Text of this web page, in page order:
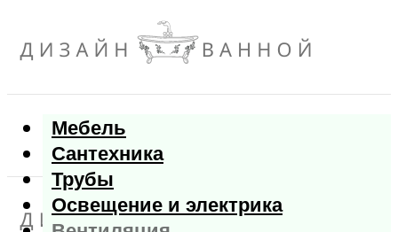
Мебель
Сантехника
Трубы
Освещение и электрика